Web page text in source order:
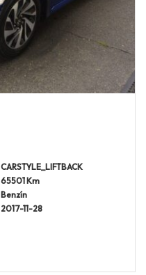
CARSTYLE_LIFTBACK
65501 Km
Benzín
2017-11-28